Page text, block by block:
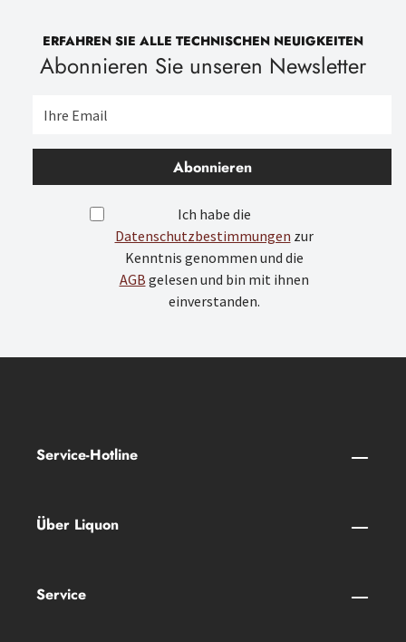
ERFAHREN SIE ALLE TECHNISCHEN NEUIGKEITEN
Abonnieren Sie unseren Newsletter
Abonnieren
Ich habe die
Datenschutzbestimmungen zur
Kenntnis genommen und die
AGB gelesen und bin mit ihnen
einverstanden.
Service-Hotline
Über Liquon
Service